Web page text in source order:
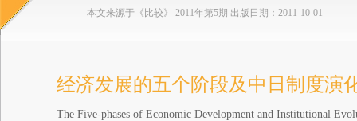
本文来源于《比较》 2011年第5期 出版日期：2011-10-01
经济发展的五个阶段及中日制度演
The Five-phases of Economic Development and Institutional